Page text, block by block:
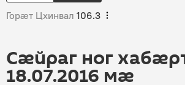
Горӕт Цхинвал 106.3
Сӕйраг ног
18.07.2016 мӕ